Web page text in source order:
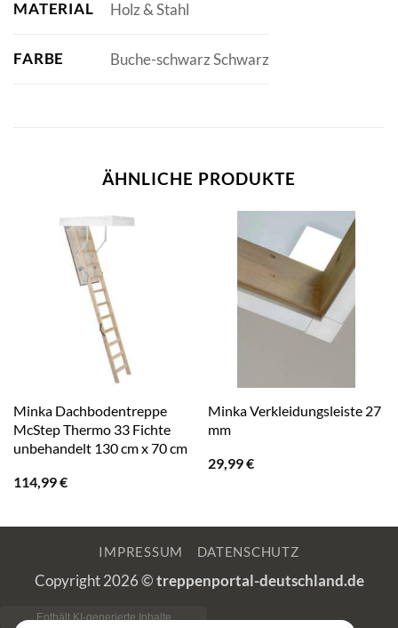
MATERIAL Holz & Stahl
FARBE Buche-schwarz Schwarz
ÄHNLICHE PRODUKTE
Minka Dachbodentreppe
McStep Thermo 33 Fichte
unbehandelt 130 cm x 70 cm
114,99€
Minka Verkleidungsleiste 27
mm
29,99€
IMPRESSUM DATENSCHUTZ
Copyright 2026 ©treppenportal-deutschland.de